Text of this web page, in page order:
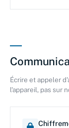
Écrire et appeler
l'appareil, pas sur